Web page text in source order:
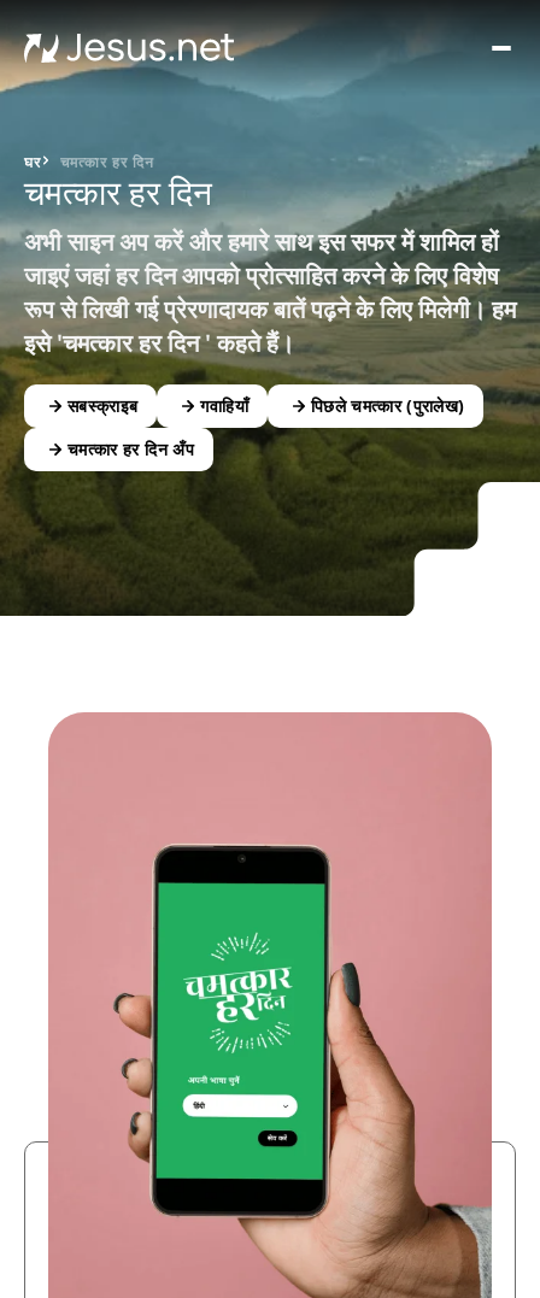
घर
हर
संपर्क
घर चमत्कार हर दिन
चमत्कार हर दिन
अभी साइन अप करें और हमारे साथ इस सफर में शामिल हों
जाइएं जहां हर दिन आपको प्रोत्साहित करने के लिए विशेष
रूप से लिखी गई प्रेरणादायक बातें पढ़ने के लिए मिलेगी। हम
इसे 'चमत्कार हर दिन ' कहते हैं।
सबस्क्राइब गवाहियाँ
पिछले चमत्कार (पुरालेख)
चमत्कार हर दिन अँप